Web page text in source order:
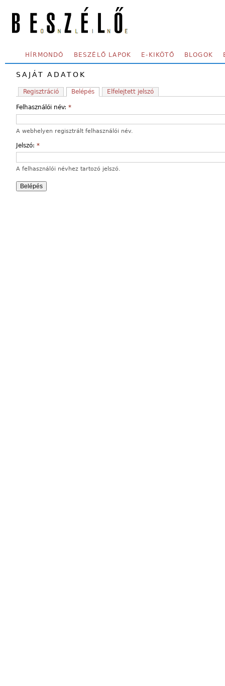
SECONDARY MENU
HÍRMONDÓ BESZÉLŐ LAPOK E-KIKÖTŐ BLOGOK
SAJÁT ADATOK
Regisztráció Belépés Elfelejtett jelszó
Felhasználói név: *
A webhelyen regisztrált felhasználói név.
Jelszó: *
A felhasználói névhez tartozó jelszó.